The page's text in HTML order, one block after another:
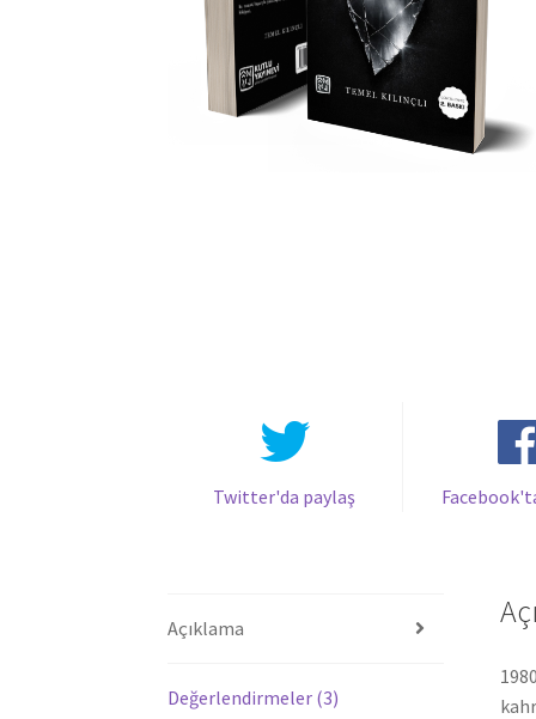
Twitter'da paylaş
Açıklama
Değerlendirmeler (3)